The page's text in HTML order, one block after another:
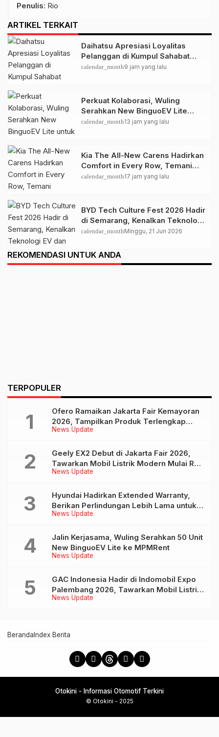
Penulis: Rio
ARTIKEL TERKAIT
Daihatsu Apresiasi Loyalitas
Pelanggan di Kumpul Sahabat
Depok
calendar_month9 jam yang lalu
Perkuat Kolaborasi, Wuling
Serahkan New BinguoEV Lite
untuk GrabRentals
calendar_month13 jam yang lalu
Kia The All-New Carens Hadirkan
Comfort in Every Row, Temani
Perjalanan Keluarga Lebih
calendar_month17 jam yang lalu
BYD Tech Culture Fest 2026 Hadir
di Semarang, Kenalkan Teknologi
EV dan Dual Mode ke Masyarakat
calendar_monthMinggu, 21 Jun 2026
REKOMENDASI UNTUK ANDA
TERPOPULER
News Update
Ofero Ramaikan Jakarta Fair Kemayoran
2026, Tampilkan Produk Terlengkap
hingga Calon Model Baru
News Update
Geely EX2 Debut di Jakarta Fair 2026,
Tawarkan Mobil Listrik Modern Mulai Rp
239 Jutaan
News Update
Hyundai Hadirkan Extended Warranty,
Berikan Perlindungan Lebih Lama untuk
Tiga Produk ini
News Update
Jalin Kerjasama, Wuling Serahkan 50 Unit
New BinguoEV Lite ke MPMRent
News Update
GAC Indonesia Hadir di Indomobil Expo
Palembang 2026, Tawarkan Mobil Listrik
AION UT dan AION V
Beranda Index Berita
Otokini - Informasi Otomotif Terkini
© Otokini - 2025